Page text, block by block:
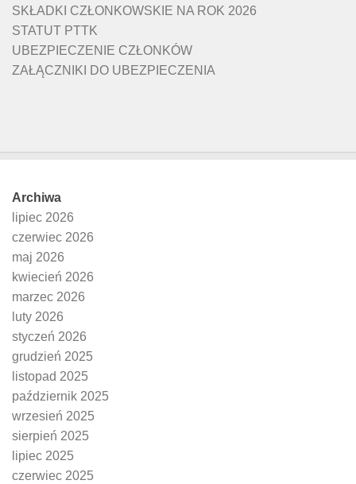
SKŁADKI CZŁONKOWSKIE NA ROK 2026
STATUT PTTK
UBEZPIECZENIE CZŁONKÓW
ZAŁĄCZNIKI DO UBEZPIECZENIA
Archiwa
lipiec 2026
czerwiec 2026
maj 2026
kwiecień 2026
marzec 2026
luty 2026
styczeń 2026
grudzień 2025
listopad 2025
październik 2025
wrzesień 2025
sierpień 2025
lipiec 2025
czerwiec 2025